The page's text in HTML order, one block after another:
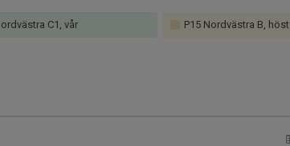
C1, vår P15 Nordvästra B, höst